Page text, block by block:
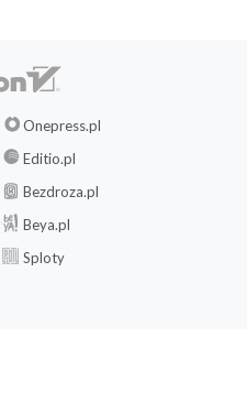
Onepress.pl
Editio.pl
Bezdroza.pl
Beya.pl
Sploty